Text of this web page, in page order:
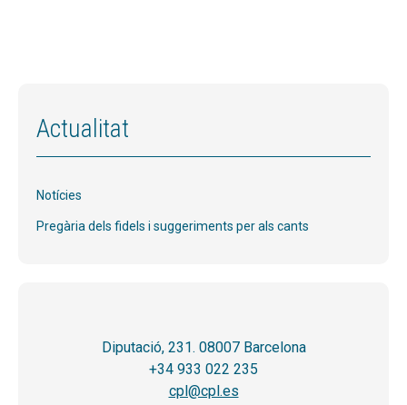
Actualitat
Notícies
Pregària dels fidels i suggeriments per als cants
Diputació, 231. 08007 Barcelona
+34 933 022 235
cpl@cpl.es